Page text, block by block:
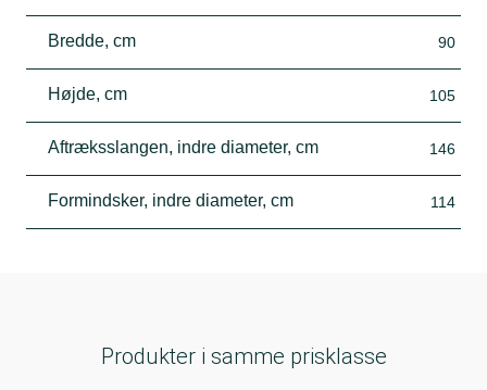
Bredde, cm 90
Højde, cm 105
Aftræksslangen, indre diameter, cm 146
Formindsker, indre diameter, cm 114
Produkter i samme prisklasse